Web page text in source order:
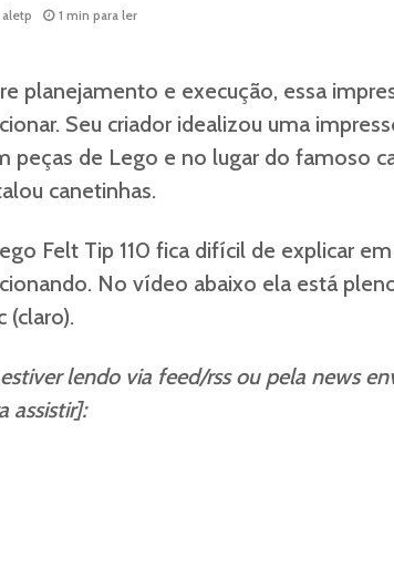
aletp 1 min para ler
planejamento e execução, essa
Seu criador idealizou uma
peças de Lego e no lugar do famoso
canetinhas.
Felt Tip 110 fica difícil de explicar
No vídeo abaixo ela está
(claro).
lendo via feed/rss ou pela news
assistir]: